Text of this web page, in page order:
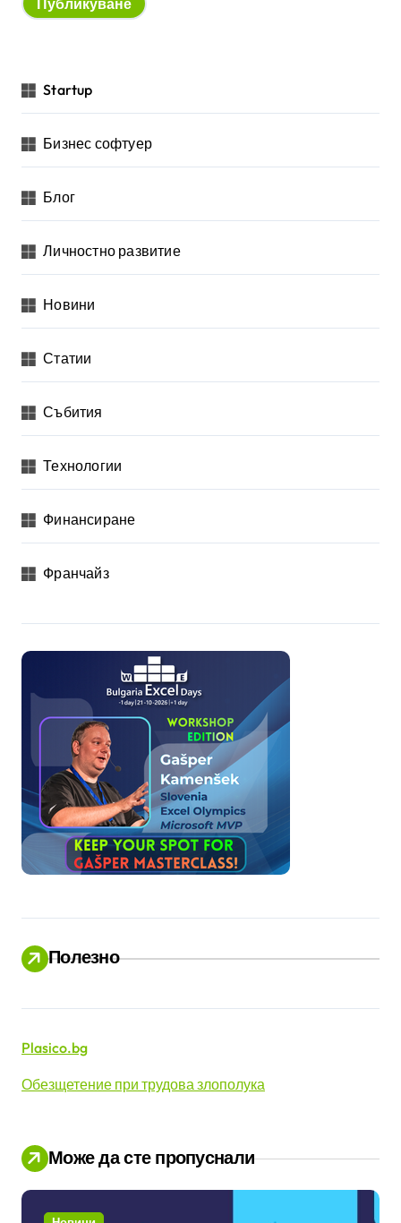
Startup
Бизнес софтуер
Блог
Личностно развитие
Новини
Статии
Събития
Технологии
Финансиране
Франчайз
Полезно
Plasico.bg
Обезщетение при трудова злополука
Може да сте пропуснали